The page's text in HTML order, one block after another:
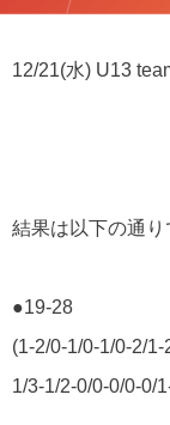
12/21(水) U13
結果は以下の通り
●19-28
(1-2/0-1/0-1/0-2/
1/3-1/2-0/0-0/0-0/